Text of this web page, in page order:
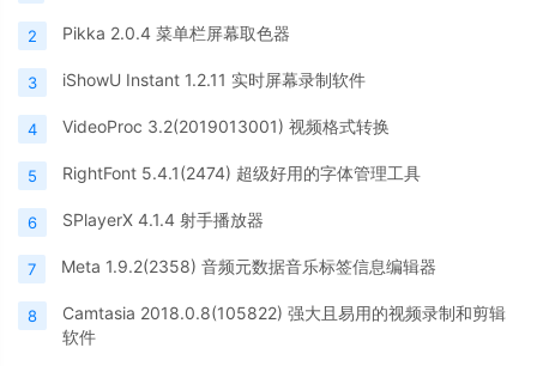
2 Pikka 2.0.4 菜单栏屏幕取色器
3 iShowU Instant 1.2.11 实时屏幕录制软件
4 VideoProc 3.2(2019013001) 视频格式转换
5 RightFont 5.4.1(2474) 超级好用的字体管理工具
6 SPlayerX 4.1.4 射手播放器
7 Meta 1.9.2(2358) 音频元数据音乐标签信息编辑器
8
Camtasia 2018.0.8(105822) 强大且易用的视频录制和剪辑
软件